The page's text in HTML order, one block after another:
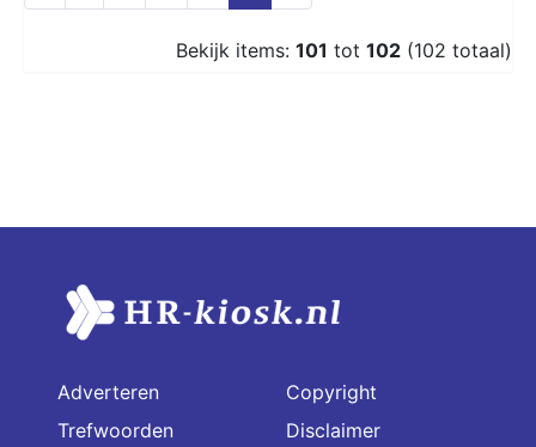
Bekijk items: 101 tot 102 (102 totaal)
Adverteren
Trefwoorden
Copyright
Disclaimer